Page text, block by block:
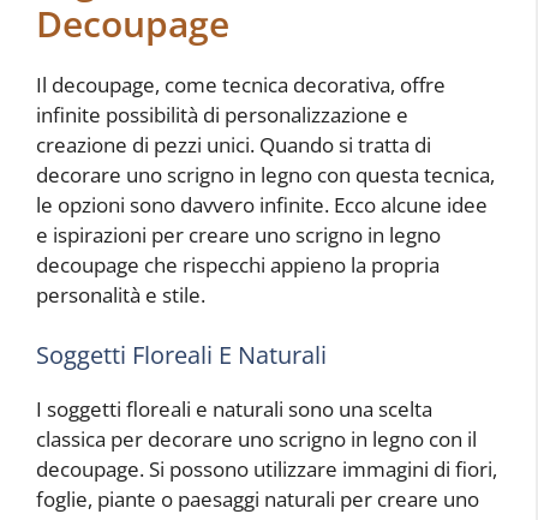
Decoupage
Il decoupage, come tecnica decorativa, offre
infinite possibilità di personalizzazione e
creazione di pezzi unici. Quando si tratta di
decorare uno scrigno in legno con questa tecnica,
le opzioni sono davvero infinite. Ecco alcune idee
e ispirazioni per creare uno scrigno in legno
decoupage che rispecchi appieno la propria
personalità e stile.
Soggetti Floreali E Naturali
I soggetti floreali e naturali sono una scelta
classica per decorare uno scrigno in legno con il
decoupage. Si possono utilizzare immagini di fiori,
foglie, piante o paesaggi naturali per creare uno